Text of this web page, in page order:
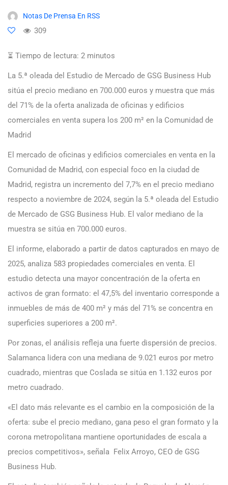
Notas De Prensa En RSS
309
⏳ Tiempo de lectura: 2 minutos
La 5.ª oleada del Estudio de Mercado de GSG Business Hub
sitúa el precio mediano en 700.000 euros y muestra que más
del 71% de la oferta analizada de oficinas y edificios
comerciales en venta supera los 200 m² en la Comunidad de
Madrid
El mercado de oficinas y edificios comerciales en venta en la
Comunidad de Madrid, con especial foco en la ciudad de
Madrid, registra un incremento del 7,7% en el precio mediano
respecto a noviembre de 2024, según la 5.ª oleada del Estudio
de Mercado de GSG Business Hub. El valor mediano de la
muestra se sitúa en 700.000 euros.
El informe, elaborado a partir de datos capturados en mayo de
2025, analiza 583 propiedades comerciales en venta. El
estudio detecta una mayor concentración de la oferta en
activos de gran formato: el 47,5% del inventario corresponde a
inmuebles de más de 400 m² y más del 71% se concentra en
superficies superiores a 200 m².
Por zonas, el análisis refleja una fuerte dispersión de precios.
Salamanca lidera con una mediana de 9.021 euros por metro
cuadrado, mientras que Coslada se sitúa en 1.132 euros por
metro cuadrado.
«El dato más relevante es el cambio en la composición de la
oferta: sube el precio mediano, gana peso el gran formato y la
corona metropolitana mantiene oportunidades de escala a
precios competitivos», señala Felix Arroyo, CEO de GSG
Business Hub.